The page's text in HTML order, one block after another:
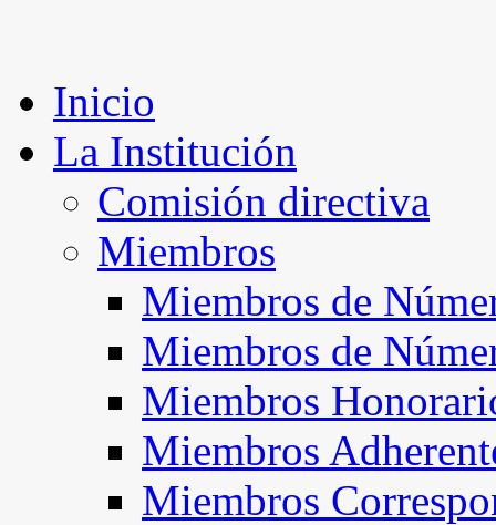
Inicio
La Institución
Comisión directiva
Miembros
Miembros de
Miembros de
Miembros
Miembros
Miembros